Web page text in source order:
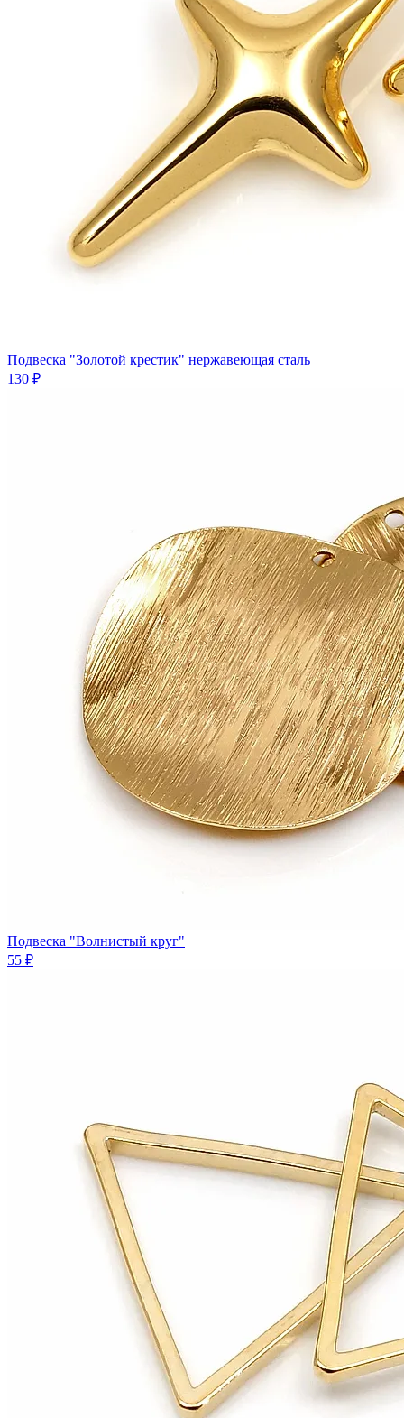
Подвеска "Золотой крестик" нержавеющая сталь
130 ₽
Подвеска "Волнистый круг"
55 ₽